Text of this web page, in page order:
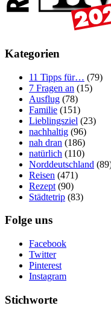
Kategorien
11 Tipps für… (79)
7 Fragen an (15)
Ausflug (78)
Familie (151)
Lieblingsziel (23)
nachhaltig (96)
nah dran (186)
natürlich (110)
Norddeutschland
Reisen (471)
Rezept (90)
Städtetrip (83)
Folge uns
Facebook
Twitter
Pinterest
Instagram
Stichworte